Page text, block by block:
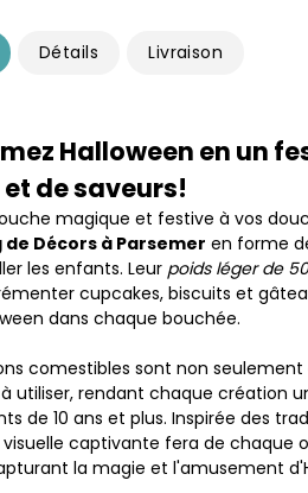
Détails Livraison
Halloween en un
de saveurs!
magique et festive à vos
de Décors à Parsemer en forme
les enfants. Leur poids léger de
cupcakes, biscuits et
dans chaque bouchée.
comestibles sont non
à utiliser, rendant chaque création
de 10 ans et plus. Inspirée des
captivante fera de chaque
la magie et l'amusement